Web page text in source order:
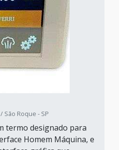
São Roque - SP
termo designado para
Homem Máquina, e